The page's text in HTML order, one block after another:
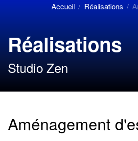
Accueil / Réalisations /
Réalisations
Studio Zen
Aménagement